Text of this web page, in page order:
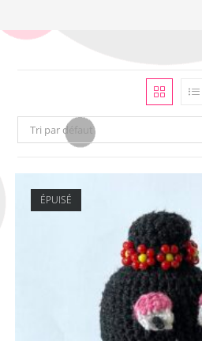
Tri par défaut
ÉPUISÉ